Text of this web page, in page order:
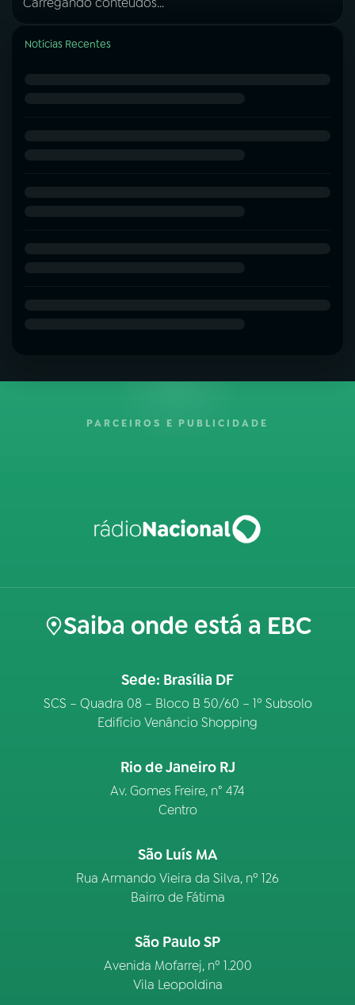
Notícias Recentes
PARCEIROS E PUBLICIDADE
Saiba onde está a EBC
Sede: Brasília DF
SCS – Quadra 08 – Bloco B 50/60 – 1º Subsolo
Edifício Venâncio Shopping
Rio de Janeiro RJ
Av. Gomes Freire, n° 474
Centro
São Luís MA
Rua Armando Vieira da Silva, nº 126
Bairro de Fátima
São Paulo SP
Avenida Mofarrej, nº 1.200
Vila Leopoldina